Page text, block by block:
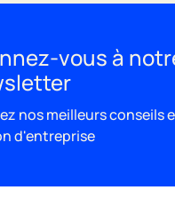
vous à
nos meilleurs conseils
d'entreprise